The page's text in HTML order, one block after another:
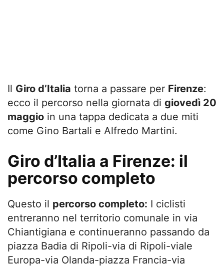
Il Giro d’Italia torna a passare per Firenze:
ecco il percorso nella giornata di giovedì 20
maggio in una tappa dedicata a due miti
come Gino Bartali e Alfredo Martini.
Giro d’Italia a Firenze: il
percorso completo
Questo il percorso completo: I ciclisti
entreranno nel territorio comunale in via
Chiantigiana e continueranno passando da
piazza Badia di Ripoli-via di Ripoli-viale
Europa-via Olanda-piazza Francia-via